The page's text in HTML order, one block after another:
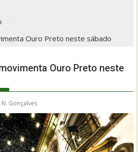
Ouro Preto neste sábado
Ouro Preto neste
N. Gonçalves